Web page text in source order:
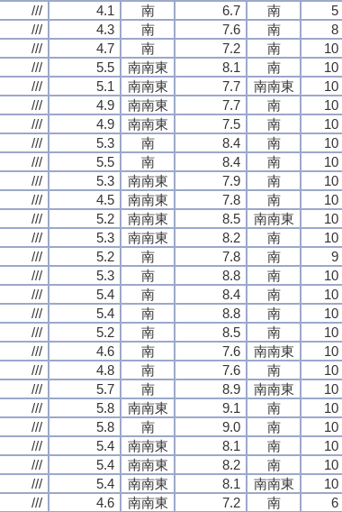
/// 4.1 南 6.7 南
5
/// 4.3 南 7.6 南
8
/// 4.7 南 7.2 南
10
/// 5.5 南南東 8.1 南
10
/// 5.1 南南東 7.7 南南東
10
/// 4.9 南南東 7.7 南
10
/// 4.9 南南東 7.5 南
10
/// 5.3 南 8.4 南
10
/// 5.5 南 8.4 南
10
/// 5.3 南南東 7.9 南
10
/// 4.5 南南東 7.8 南
10
/// 5.2 南南東 8.5 南南東
10
/// 5.3 南南東 8.2 南
10
/// 5.2 南 7.8 南
9
/// 5.3 南 8.8 南
10
/// 5.4 南 8.4 南
10
/// 5.4 南 8.8 南
10
/// 5.2 南 8.5 南
10
/// 4.6 南 7.6 南南東
10
/// 4.8 南 7.6 南
10
/// 5.7 南 8.9 南南東
10
/// 5.8 南南東 9.1 南
10
/// 5.8 南 9.0 南
10
/// 5.4 南南東 8.1 南
10
/// 5.4 南南東 8.2 南
10
/// 5.4 南南東 8.1 南南東
10
/// 4.6 南南東 7.2 南
6